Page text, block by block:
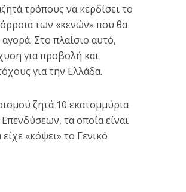
τρόπους να κερδίσει το
των «κενών» που θα
Στο πλαίσιο αυτό,
για προβολή και
για την Ελλάδα.
ζητά 10 εκατομμύρια
τα οποία είναι
«κόψει» το Γενικό